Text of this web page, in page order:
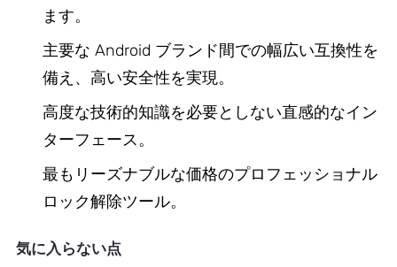
ます。
主要な Android ブランド間での幅広い互換性を
備え、高い安全性を実現。
高度な技術的知識を必要としない直感的なイン
ターフェース。
最もリーズナブルな価格のプロフェッショナル
ロック解除ツール。
気に入らない点